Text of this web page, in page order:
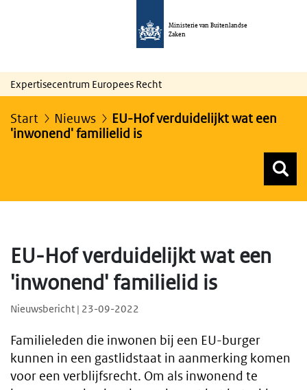
Ministerie van Buitenlandse
Zaken
Expertisecentrum Europees Recht
Start Nieuws
EU-Hof verduidelijkt wat een
'inwonend' familielid is
EU-Hof verduidelijkt wat een
'inwonend' familielid is
Nieuwsbericht | 23-09-2022
Familieleden die inwonen bij een EU-burger
kunnen in een gastlidstaat in aanmerking komen
voor een verblijfsrecht. Om als inwonend te